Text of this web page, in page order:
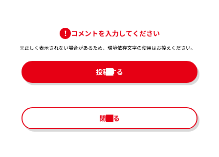
コメントを入力してください
※正しく表示されない場合があるため、環境依存文字の使用はお控えください。​
投稿する
閉じる